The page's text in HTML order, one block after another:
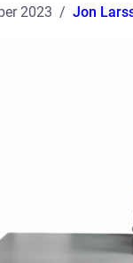
2023 Jon